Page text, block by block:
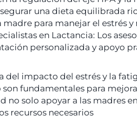
una dieta equilibrada
madre para manejar el estrés
en Lactancia: Los
personalizada y apoyo
del impacto del estrés y la
fundamentales para
no solo apoyar a las madres
recursos necesarios